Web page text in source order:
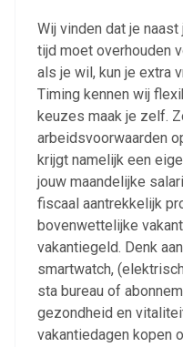
Wij vinden dat je
tijd moet overhouden
als je wil, kun je extra
Timing kennen wij
keuzes maak je zelf.
arbeidsvoorwaarden
krijgt namelijk een
jouw maandelijke
fiscaal aantrekkelijk
bovenwettelijke
vakantiegeld. Denk
smartwatch,
sta bureau of
gezondheid en
vakantiedagen kopen
Alerts ontvangen
Alles Ingezonden
Doorzaam
Flexmarkt
Normering Arbeid